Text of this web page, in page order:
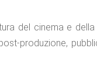
del cinema e
produzione,